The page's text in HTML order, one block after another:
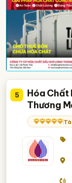
5
Hóa Chất
Thương